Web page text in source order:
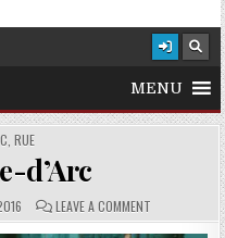
MENU
RUE
d’Arc
COMMENTS:
LEAVE A COMMENTON RUE